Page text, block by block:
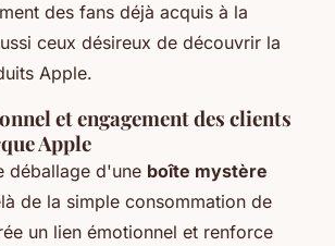
des fans déjà acquis à la
ceux désireux de découvrir la
Apple.
et engagement des clients
Apple
déballage d'une boîte mystère
de la simple consommation de
un lien émotionnel et renforce